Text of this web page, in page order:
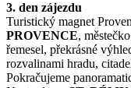
3. den zájezdu
Turistický magnet
PROVENCE,
řemesel, překrásné
rozvalinami hradu,
Pokračujeme